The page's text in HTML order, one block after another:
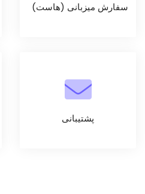
سفارش میزبانی (هاست)
پشتیبانی